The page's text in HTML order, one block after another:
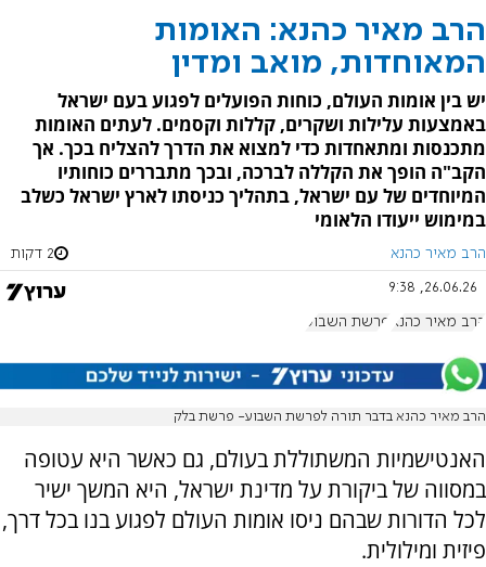
הרב מאיר כהנא: האומות
המאוחדות, מואב ומדין
יש בין אומות העולם, כוחות הפועלים לפגוע בעם ישראל
באמצעות עלילות ושקרים, קללות וקסמים. לעתים האומות
מתכנסות ומתאחדות כדי למצוא את הדרך להצליח בכך. אך
הקב"ה הופך את הקללה לברכה, ובכך מתבררים כוחותיו
המיוחדים של עם ישראל, בתהליך כניסתו לארץ ישראל כשלב
במימוש ייעודו הלאומי
הרב מאיר כהנא 2 דקות
26.06.26, 9:38
הרב מאיר כהנא פרשת השבוע
הרב מאיר כהנא בדבר תורה לפרשת השבוע- פרשת בלק
האנטישמיות המשתוללת בעולם, גם כאשר היא עטופה
במסווה של ביקורת על מדינת ישראל, היא המשך ישיר
לכל הדורות שבהם ניסו אומות העולם לפגוע בנו בכל דרך,
פיזית ומילולית.